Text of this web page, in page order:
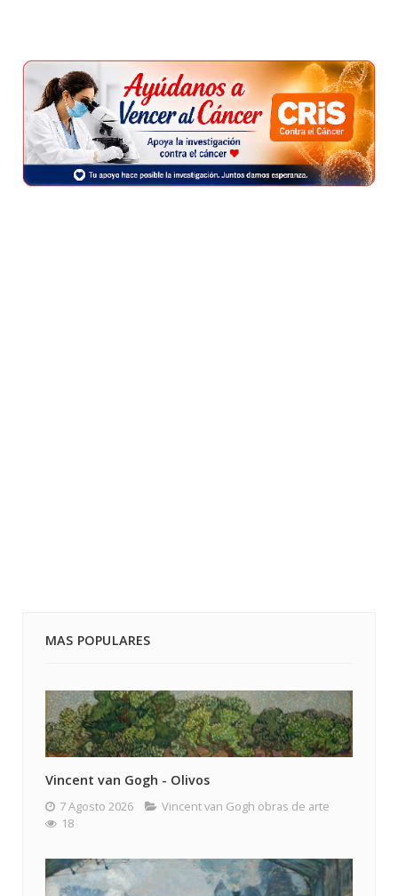
MAS POPULARES
Vincent van Gogh - Olivos
7 Agosto 2026
Vincent van Gogh obras de arte
18